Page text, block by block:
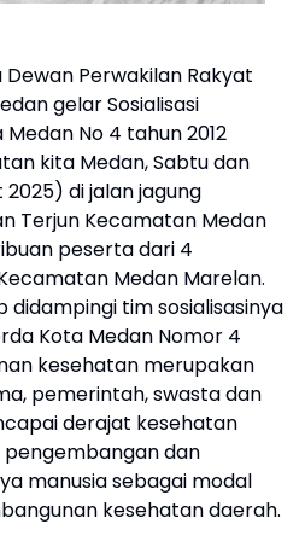
Perwakilan Rakyat
gelar Sosialisasi
No 4 tahun 2012
kita Medan, Sabtu dan
2025) di jalan jagung
Terjun Kecamatan Medan
peserta dari 4
Medan Marelan.
didampingi tim sosialisasinya
Kota Medan Nomor 4
kesehatan merupakan
pemerintah, swasta dan
derajat kesehatan
dan
manusia sebagai modal
kesehatan daerah.